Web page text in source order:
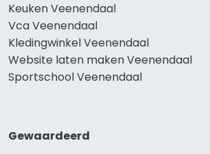
Keuken Veenendaal
Vca Veenendaal
Kledingwinkel Veenendaal
Website laten maken Veenendaal
Sportschool Veenendaal
Gewaardeerd